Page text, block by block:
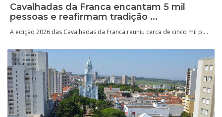
Cavalhadas da Franca encantam 5 mil
pessoas e reafirmam tradição ...
A edição 2026 das Cavalhadas da Franca reuniu cerca de cinco mil p ...